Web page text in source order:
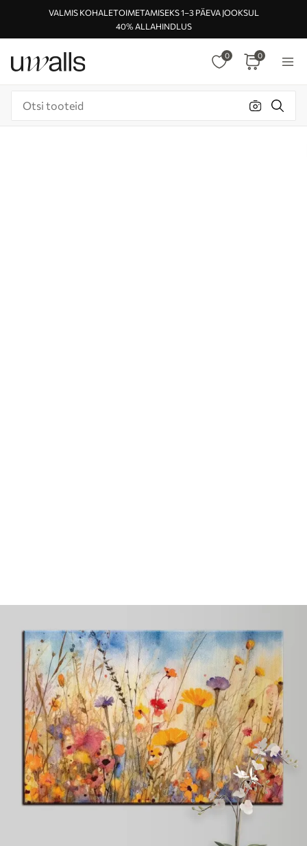
VALMIS KOHALETOIMETAMISEKS 1–3 PÄEVA JOOKSUL
40% ALLAHINDLUS
0 0